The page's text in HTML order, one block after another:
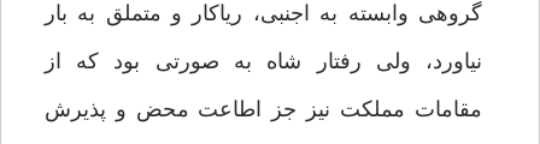
گروهی وابسته به اجنبی، ریاکار و متملق به بار
نیاورد، ولی رفتار شاه به صورتی بود که از
مقامات مملکت نیز جز اطاعت محض و پذیرش